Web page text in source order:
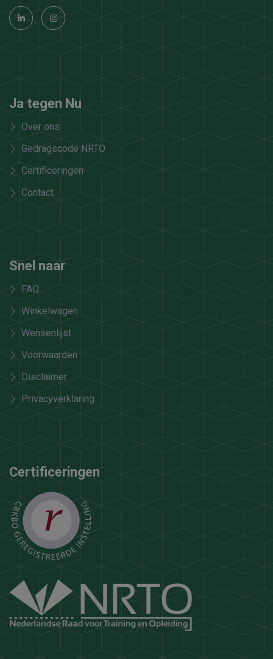
Ja tegen Nu
Over ons
Gedragscode NRTO
Certificeringen
Contact
Snel naar
FAQ
Winkelwagen
Wensenlijst
Voorwaarden
Disclaimer
Privacyverklaring
Certificeringen